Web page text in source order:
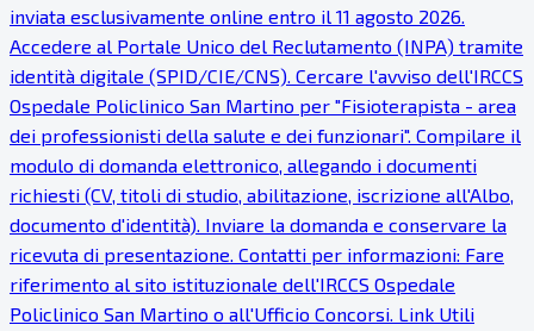
inviata esclusivamente online entro il 11 agosto 2026.
Accedere al Portale Unico del Reclutamento (INPA) tramite
identità digitale (SPID/CIE/CNS). Cercare l'avviso dell'IRCCS
Ospedale Policlinico San Martino per "Fisioterapista - area
dei professionisti della salute e dei funzionari". Compilare il
modulo di domanda elettronico, allegando i documenti
richiesti (CV, titoli di studio, abilitazione, iscrizione all'Albo,
documento d'identità). Inviare la domanda e conservare la
ricevuta di presentazione. Contatti per informazioni: Fare
riferimento al sito istituzionale dell'IRCCS Ospedale
Policlinico San Martino o all'Ufficio Concorsi. Link Utili